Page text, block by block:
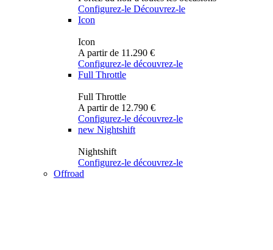
Configurez-le Découvrez-le
Icon
Icon
A partir de 11.290 €
Configurez-le découvrez-le
Full Throttle
Full Throttle
A partir de 12.790 €
Configurez-le découvrez-le
new Nightshift
Nightshift
Configurez-le découvrez-le
Offroad